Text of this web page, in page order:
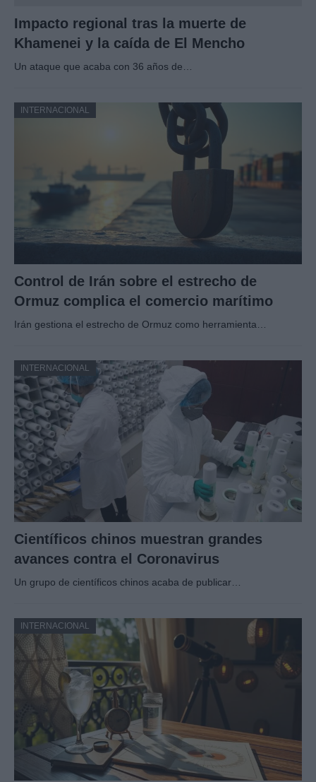
Impacto regional tras la muerte de
Khamenei y la caída de El Mencho
Un ataque que acaba con 36 años de…
INTERNACIONAL
Control de Irán sobre el estrecho de
Ormuz complica el comercio marítimo
Irán gestiona el estrecho de Ormuz como herramienta…
INTERNACIONAL
Científicos chinos muestran grandes
avances contra el Coronavirus
Un grupo de científicos chinos acaba de publicar…
INTERNACIONAL